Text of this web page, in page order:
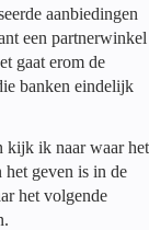
aanbiedingen
een partnerwinkel
gaat erom de
banken eindelijk
kijk ik naar waar het
het geven is in de
het volgende